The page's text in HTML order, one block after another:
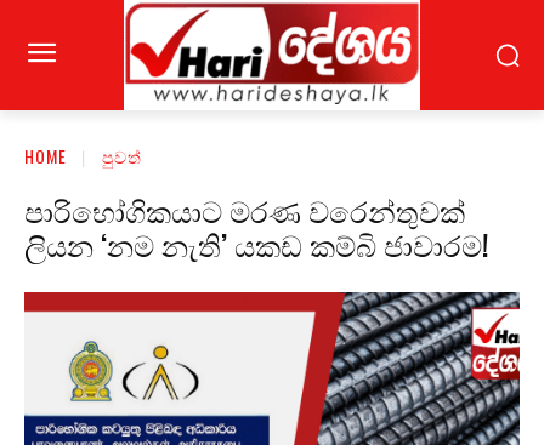
HOME පුවත්
පාරිභෝගිකයාට මරණ වරෙන්තුවක්
ලියන ‘නම නැති’ යකඩ කම්බි ජාවාරම!